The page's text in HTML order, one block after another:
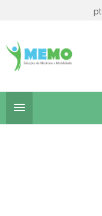
pt
